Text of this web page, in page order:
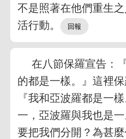
不是照著在他們重生
活行動。
在八節保羅宣告：
的都是一樣。』這裡保
『我和亞波羅都是一
一，亞波羅與我也是
要把我們分開？為甚麼